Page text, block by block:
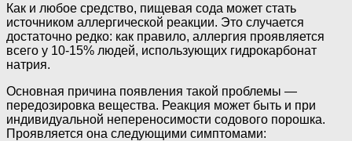
Как и любое средство, пищевая сода может стать
источником аллергической реакции. Это случается
достаточно редко: как правило, аллергия проявляется
всего у 10-15% людей, использующих гидрокарбонат
натрия.
Основная причина появления такой проблемы —
передозировка вещества. Реакция может быть и при
индивидуальной непереносимости содового порошка.
Проявляется она следующими симптомами: